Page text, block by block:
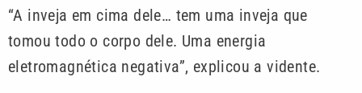
“A inveja em cima dele… tem uma inveja que
tomou todo o corpo dele. Uma energia
eletromagnética negativa”, explicou a vidente.